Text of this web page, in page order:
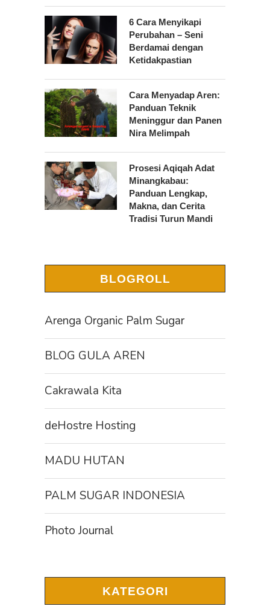
6 Cara Menyikapi
Perubahan – Seni
Berdamai dengan
Ketidakpastian
Cara Menyadap Aren:
Panduan Teknik
Meninggur dan Panen
Nira Melimpah
Prosesi Aqiqah Adat
Minangkabau:
Panduan Lengkap,
Makna, dan Cerita
Tradisi Turun Mandi
BLOGROLL
Arenga Organic Palm Sugar
BLOG GULA AREN
Cakrawala Kita
deHostre Hosting
MADU HUTAN
PALM SUGAR INDONESIA
Photo Journal
KATEGORI